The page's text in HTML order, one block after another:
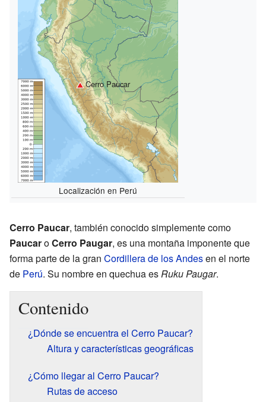
Cerro Paucar
Localización en Perú
Cerro Paucar, también conocido simplemente como
PaucaroCerro Paugar, es una montaña imponente que
forma parte de la gran Cordillera de los Andesen el norte
de Perú. Su nombre en quechua esRuku Paugar.
Contenido
¿Dónde se encuentra el Cerro Paucar?
Altura y características geográficas
¿Cómo llegar al Cerro Paucar?
Rutas de acceso